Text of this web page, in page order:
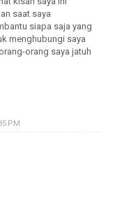
saat saya
siapa saja yang
menghubungi saya
orang saya jatuh
PM